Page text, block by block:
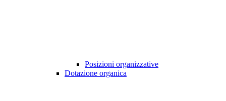
Posizioni organizzative
Dotazione organica